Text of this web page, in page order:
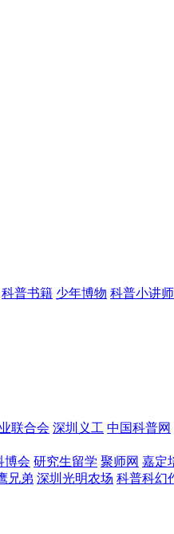
科普书籍 少年博物 科普小讲师
联合会 深圳义工 中国科普网
博会 研究生留学 聚师网 嘉定
兄弟 深圳光明农场 科普科幻